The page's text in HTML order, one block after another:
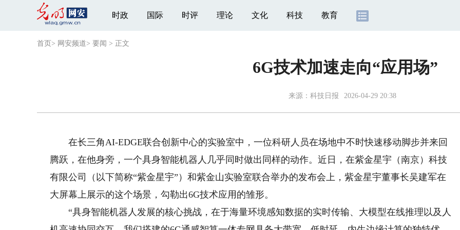
时政 国际 时评 理论 文化 科技 教育
首页 > 网安频道> 要闻 > 正文
6G技术加速走向“应用场”
来源： 科技日报 2026-04-29 20:38
在长三角AI-EDGE联合创新中心的实验室中，一位科研人员在场地中不时快速移动脚步并来回
腾跃，在他身旁，一个具身智能机器人几乎同时做出同样的动作。近日，在紫金星宇（南京）科技
有限公司（以下简称“紫金星宇”）和紫金山实验室联合举办的发布会上，紫金星宇董事长吴建军在
大屏幕上展示的这个场景，勾勒出6G技术应用的雏形。
“具身智能机器人发展的核心挑战，在于海量环境感知数据的实时传输、大模型在线推理以及人